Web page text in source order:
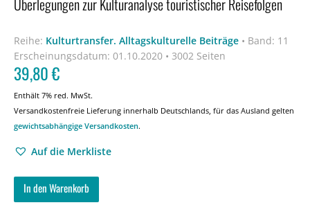
Überlegungen zur Kulturanalyse touristischer Reisefolgen
Reihe: Kulturtransfer. Alltagskulturelle Beiträge • Band: 11
Erscheinungsdatum: 01.10.2020 • 3002 Seiten
39,80€
Enthält 7% red. MwSt.
Versandkostenfreie Lieferung innerhalb Deutschlands, für das Ausland gelten
gewichtsabhängige Versandkosten.
Auf die Merkliste
In den Warenkorb